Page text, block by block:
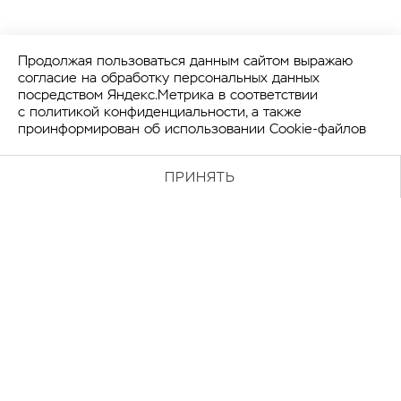
Упс! Что-то пошло не так. Зайдите позже.
Продолжая пользоваться данным сайтом выражаю
согласие на обработку персональных данных
посредством Яндекс.Метрика в соответствии
с политикой конфиденциальности, а также
проинформирован об использовании Cookie-файлов
ПРИНЯТЬ